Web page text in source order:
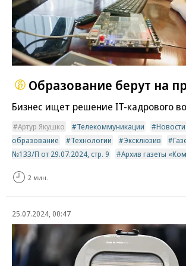
Образование берут на
Бизнес ищет решение IT-кадрового
Артур Якушко Телекоммуникации
образование
Технологии Эксклюзив
№133/П от 29.07.2024, стр. 9
Архив газеты
2 мин.
25.07.2024, 00:47